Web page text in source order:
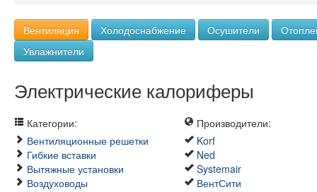
Вентиляция Холодоснабжение Осушители
Увлажнители
Электрические калориферы
Категории:
Вентиляционные решетки
Гибкие вставки
Вытяжные установки
Воздуховоды
Производители:
Korf
Ned
Systemair
ВентСити